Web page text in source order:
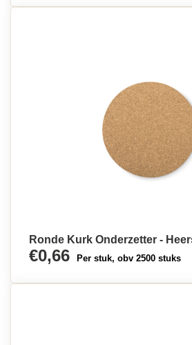
Ronde Kurk Onderzetter -
€0,66 Per stuk, obv 2500 stuks